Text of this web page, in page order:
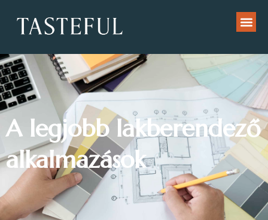
A legjobb lakberendező
alkalmazások